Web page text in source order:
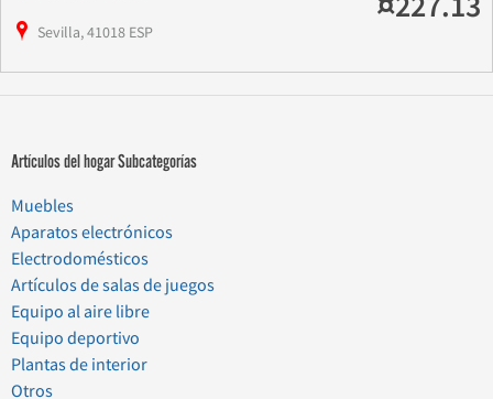
Sevilla, 41018 ESP
¤227.13
Artículos del hogar Subcategorías
Muebles
Aparatos electrónicos
Electrodomésticos
Artículos de salas de juegos
Equipo al aire libre
Equipo deportivo
Plantas de interior
Otros